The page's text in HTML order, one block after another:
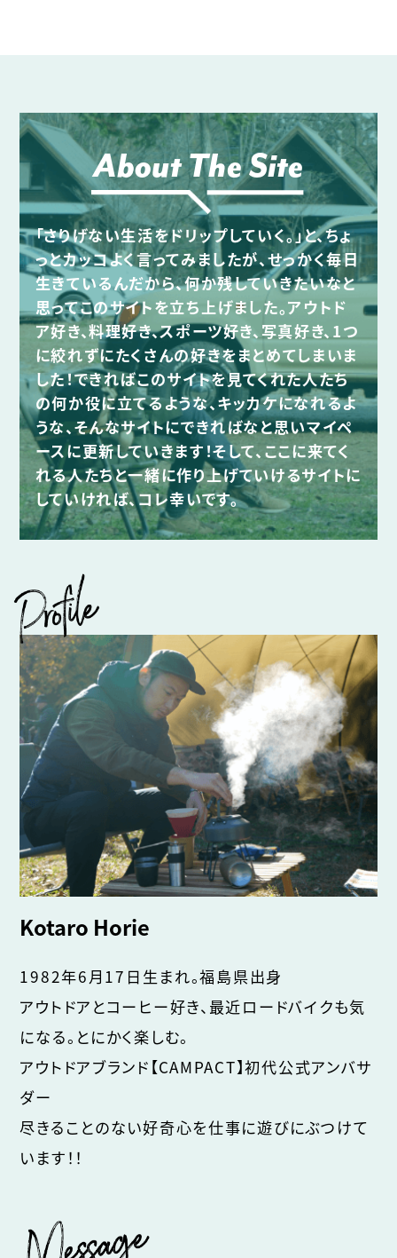
About The Site
「さりげない生活をドリップしていく。」と、ちょ
っとカッコよく言ってみましたが、せっかく毎日
生きているんだから、何か残していきたいなと
思ってこのサイトを立ち上げました。アウトド
ア好き、料理好き、スポーツ好き、写真好き、1つ
に絞れずにたくさんの好きをまとめてしまいま
した！できればこのサイトを見てくれた人たち
の何か役に立てるような、キッカケになれるよ
うな、そんなサイトにできればなと思いマイペ
ースに更新していきます！そして、ここに来てく
れる人たちと一緒に作り上げていけるサイトに
していければ、コレ幸いです。
Kotaro Horie
1982年6月17日生まれ。福島県出身
アウトドアとコーヒー好き、最近ロードバイクも気
になる。とにかく楽しむ。
アウトドアブランド【CAMPACT】初代公式アンバサ
ダー
尽きることのない好奇心を仕事に遊びにぶつけて
います！！